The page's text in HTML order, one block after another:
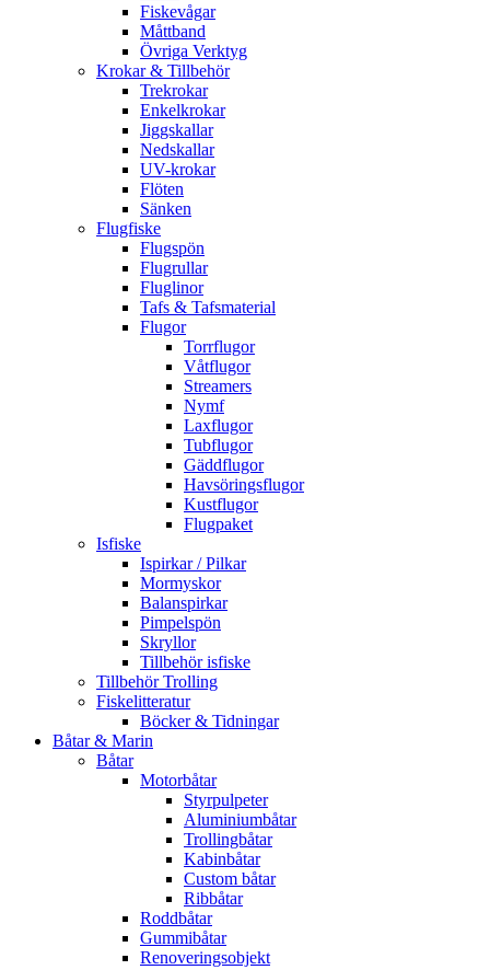
Fiskevågar
Måttband
Övriga Verktyg
Krokar & Tillbehör
Trekrokar
Enkelkrokar
Jiggskallar
Nedskallar
UV-krokar
Flöten
Sänken
Flugfiske
Flugspön
Flugrullar
Fluglinor
Tafs & Tafsmaterial
Flugor
Torrflugor
Våtflugor
Streamers
Nymf
Laxflugor
Tubflugor
Gäddflugor
Havsöringsflugor
Kustflugor
Flugpaket
Isfiske
Ispirkar / Pilkar
Mormyskor
Balanspirkar
Pimpelspön
Skryllor
Tillbehör isfiske
Tillbehör Trolling
Fiskelitteratur
Böcker & Tidningar
Båtar & Marin
Båtar
Motorbåtar
Styrpulpeter
Aluminiumbåtar
Trollingbåtar
Kabinbåtar
Custom båtar
Ribbåtar
Roddbåtar
Gummibåtar
Renoveringsobjekt